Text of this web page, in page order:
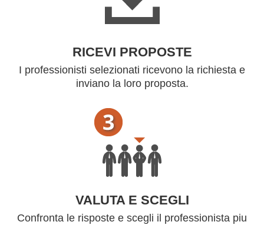
RICEVI PROPOSTE
I professionisti selezionati ricevono la richiesta e
inviano la loro proposta.
VALUTA E SCEGLI
Confronta le risposte e scegli il professionista piu